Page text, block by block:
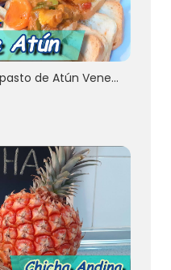
Como hacer Antipasto de Atún Venezolano - RECETA FÁCIL